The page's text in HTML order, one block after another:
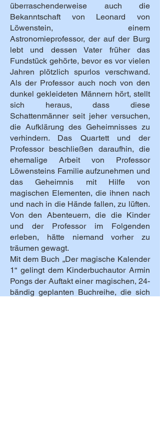
überraschenderweise auch die
Bekanntschaft von Leonard von
Löwenstein, einem
Astronomieprofessor, der auf der Burg
lebt und dessen Vater früher das
Fundstück gehörte, bevor es vor vielen
Jahren plötzlich spurlos verschwand.
Als der Professor auch noch von den
dunkel gekleideten Männern hört, stellt
sich heraus, dass diese
Schattenmänner seit jeher versuchen,
die Aufklärung des Geheimnisses zu
verhindern. Das Quartett und der
Professor beschließen daraufhin, die
ehemalige Arbeit von Professor
Löwensteins Familie aufzunehmen und
das Geheimnis mit Hilfe von
magischen Elementen, die ihnen nach
und nach in die Hände fallen, zu lüften.
Von den Abenteuern, die die Kinder
und der Professor im Folgenden
erleben, hätte niemand vorher zu
träumen gewagt.
Mit dem Buch „Der magische Kalender
1“ gelingt dem Kinderbuchautor Armin
Pongs der Auftakt einer magischen, 24-
bändig geplanten Buchreihe, die sich